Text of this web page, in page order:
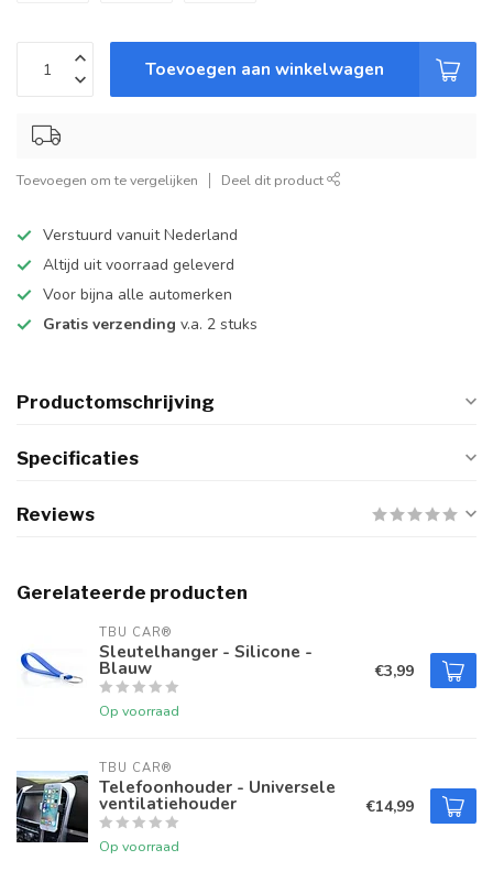
Toevoegen aan winkelwagen
Toevoegen om te vergelijken Deel dit product
Verstuurd vanuit Nederland
Altijd uit voorraad geleverd
Voor bijna alle automerken
Gratis verzending v.a. 2 stuks
Productomschrijving
Specificaties
Reviews
Gerelateerde producten
TBU CAR®
Sleutelhanger - Silicone -
Blauw
Op voorraad
€3,99
TBU CAR®
Telefoonhouder - Universele
ventilatiehouder
Op voorraad
€14,99